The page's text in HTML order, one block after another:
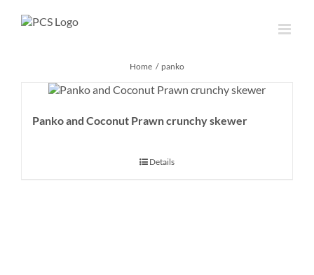
Home panko
Panko and Coconut Prawn crunchy skewer
Details